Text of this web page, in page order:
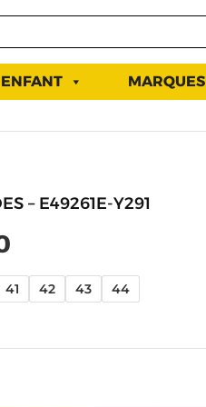
ENFANT MARQUES
– E49261E-Y291
41 42 43 44